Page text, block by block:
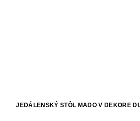
JEDÁLENSKÝ STÔL MADO V DEKORE